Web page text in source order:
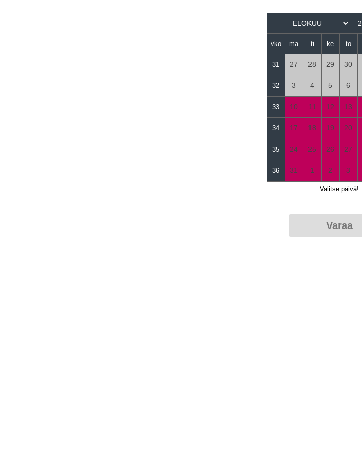
vko ma ti ke to
31 27 28 29 30
32 3 4 5 6
33 10 11 12 13
34 17 18 19 20
35 24 25 26 27
36 31 1 2 3
Valitse päivä!